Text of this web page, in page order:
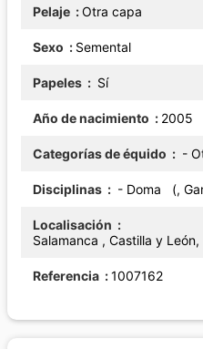
Pelaje Otra capa
Sexo Semental
Papeles Sí
Año de nacimiento 2005
Categorías de équido -
Disciplinas - Doma (,
Localisación
Salamanca , Castilla y León,
Referencia 1007162